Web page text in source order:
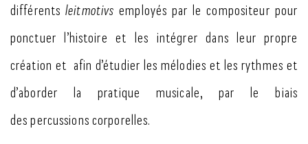
différentsleitmotivs employés par le compositeur pour
ponctuer l’histoire et les intégrer dans leur propre
création et afin d’étudier les mélodies et les rythmes et
d’aborder la pratique musicale, par le biais
des percussions corporelles.